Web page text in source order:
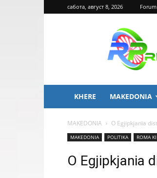
сабота, август 8, 2026 Forum
PRESS
KHERE MAKEDONIA
MAKEDONIA O Egjipkjania
MAKEDONIA POLITIKA ROMA
O Egjipkjania